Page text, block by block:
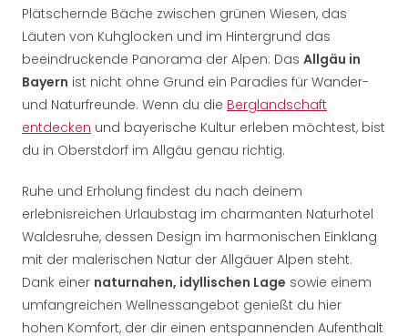
Plätschernde Bäche zwischen grünen Wiesen, das
Läuten von Kuhglocken und im Hintergrund das
beeindruckende Panorama der Alpen: Das Allgäu in
Bayern ist nicht ohne Grund ein Paradies für Wander-
und Naturfreunde. Wenn du die Berglandschaft
entdecken und bayerische Kultur erleben möchtest, bist
du in Oberstdorf im Allgäu genau richtig.
Ruhe und Erholung findest du nach deinem
erlebnisreichen Urlaubstag im charmanten Naturhotel
Waldesruhe, dessen Design im harmonischen Einklang
mit der malerischen Natur der Allgäuer Alpen steht.
Dank einer naturnahen, idyllischen Lage sowie einem
umfangreichen Wellnessangebot genießt du hier
hohen Komfort, der dir einen entspannenden Aufenthalt